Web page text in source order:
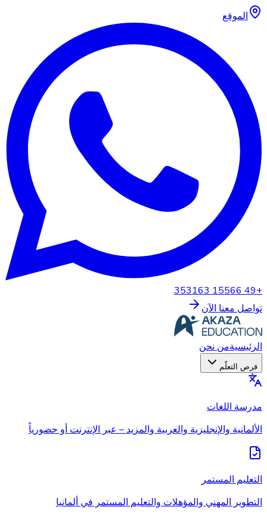
الموقع
+49 15566 353163
تواصل معنا الآن
الرئيسيةمن نحن
فرص التعلّم
مدرسة اللغات
الألمانية والإنجليزية والعربية والمزيد – عبر الإنترنت أو حضورياً
التعليم المستمر
التطوير المهني والمؤهلات والتعليم المستمر في ألمانيا